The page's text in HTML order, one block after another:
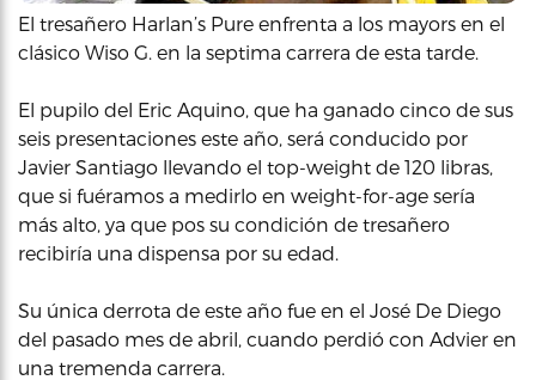
El tresañero Harlan’s Pure enfrenta a los mayors en el
clásico Wiso G. en la septima carrera de esta tarde.
El pupilo del Eric Aquino, que ha ganado cinco de sus
seis presentaciones este año, será conducido por
Javier Santiago llevando el top-weight de 120 libras,
que si fuéramos a medirlo en weight-for-age sería
más alto, ya que pos su condición de tresañero
recibiría una dispensa por su edad.
Su única derrota de este año fue en el José De Diego
del pasado mes de abril, cuando perdió con Advier en
una tremenda carrera.